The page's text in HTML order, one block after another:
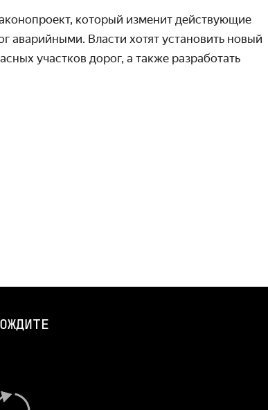
который изменит действующие
аварийными. Власти хотят установить новый
участков дорог, а также разработать